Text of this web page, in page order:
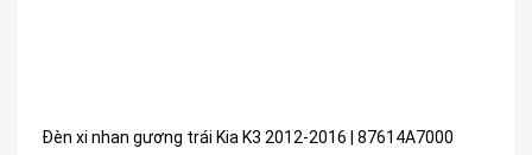
Đèn xi nhan gương trái Kia K3 2012-2016 | 87614A7000